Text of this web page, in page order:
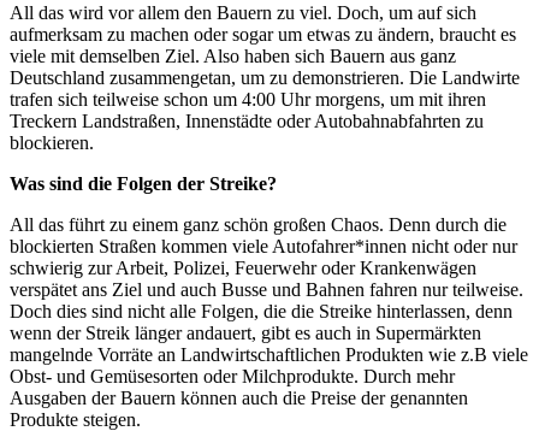
All das wird vor allem den Bauern zu viel. Doch, um auf sich
aufmerksam zu machen oder sogar um etwas zu ändern, braucht es
viele mit demselben Ziel. Also haben sich Bauern aus ganz
Deutschland zusammengetan, um zu demonstrieren. Die Landwirte
trafen sich teilweise schon um 4:00 Uhr morgens, um mit ihren
Treckern Landstraßen, Innenstädte oder Autobahnabfahrten zu
blockieren.
Was sind die Folgen der Streike?
All das führt zu einem ganz schön großen Chaos. Denn durch die
blockierten Straßen kommen viele Autofahrer*innen nicht oder nur
schwierig zur Arbeit, Polizei, Feuerwehr oder Krankenwägen
verspätet ans Ziel und auch Busse und Bahnen fahren nur teilweise.
Doch dies sind nicht alle Folgen, die die Streike hinterlassen, denn
wenn der Streik länger andauert, gibt es auch in Supermärkten
mangelnde Vorräte an Landwirtschaftlichen Produkten wie z.B viele
Obst- und Gemüsesorten oder Milchprodukte. Durch mehr
Ausgaben der Bauern können auch die Preise der genannten
Produkte steigen.